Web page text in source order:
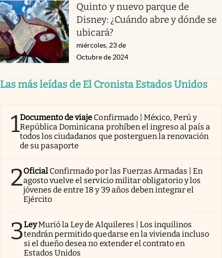
Quinto y nuevo parque de
Disney: ¿Cuándo abre y dónde se
ubicará?
miércoles, 23 de
Octubre de 2024
Las más leídas de El Cronista Estados Unidos
1Documento de viaje Confirmado | México, Perú y
República Dominicana prohíben el ingreso al país a
todos los ciudadanos que posterguen la renovación
de su pasaporte
2Oficial Confirmado por las Fuerzas Armadas | En
agosto vuelve el servicio militar obligatorio y los
jóvenes de entre 18 y 39 años deben integrar el
Ejército
3LeyMurió la Ley de Alquileres | Los inquilinos
tendrán permitido quedarse en la vivienda incluso
si el dueño desea no extender el contrato en
Estados Unidos